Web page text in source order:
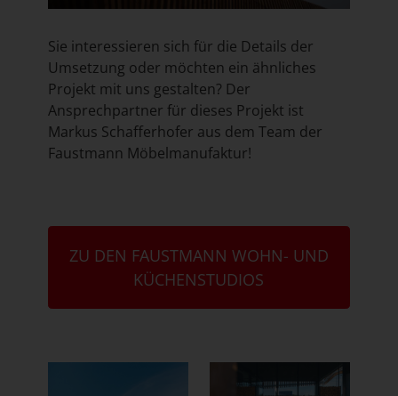
Sie interessieren sich für die Details der
Umsetzung oder möchten ein ähnliches
Projekt mit uns gestalten? Der
Ansprechpartner für dieses Projekt ist
Markus Schafferhofer aus dem Team der
Faustmann Möbelmanufaktur!
ZU DEN FAUSTMANN WOHN- UND
KÜCHENSTUDIOS